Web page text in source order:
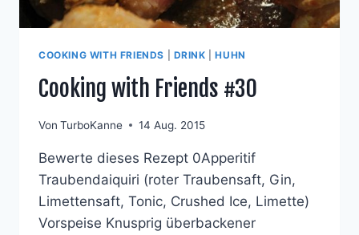
COOKING WITH FRIENDS DRINK |HUHN
Cooking with Friends #30
Von TurboKanne 14 Aug. 2015
Bewerte dieses Rezept 0Apperitif
Traubendaiquiri (roter Traubensaft, Gin,
Limettensaft, Tonic, Crushed Ice, Limette)
Vorspeise Knusprig überbackener